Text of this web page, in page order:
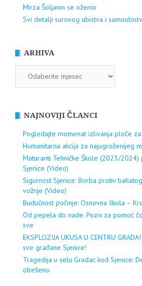
Mirza Šoljanin se oženio
Svi detalji surovog ubistva i
ARHIVA
NAJNOVIJI ČLANCI
Pogledajte momenat izlivanja ploče
Humanitarna akcija za najugroženijeg
Maturanti Tehničke Škole (2023/
Sjenice (Video)
Sigurnost Sjenice: Borba protiv
vožnje (Video)
Budućnost počinje: Osnovna škola –
Od pepela do nade: Poziv za pomoć
sve
EKSPLOZIJA UKUSA U CENTRU
sve građane Sjenice!
Tragedija u selu Gradac kod Sjenice:
obešeno